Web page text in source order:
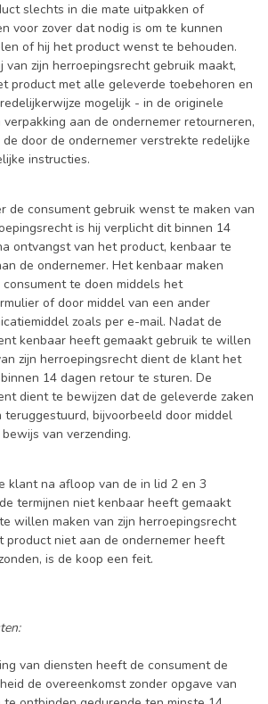
slechts in die mate uitpakken of
voor zover dat nodig is om te kunnen
of hij het product wenst te behouden.
van zijn herroepingsrecht gebruik maakt,
product met alle geleverde toebehoren en
mogelijk - in de originele
aan de ondernemer retourneren,
door de ondernemer verstrekte redelijke
instructies.
de consument gebruik wenst te maken van
is hij verplicht dit binnen 14
ontvangst van het product, kenbaar te
de ondernemer. Het kenbaar maken
te doen middels het
of door middel van een ander
zoals per e-mail. Nadat de
kenbaar heeft gemaakt gebruik te willen
zijn herroepingsrecht dient de klant het
14 dagen retour te sturen. De
dient te bewijzen dat de geleverde zaken
teruggestuurd, bijvoorbeeld door middel
van verzending.
klant na afloop van de in lid 2 en 3
termijnen niet kenbaar heeft gemaakt
willen maken van zijn herroepingsrecht
product niet aan de ondernemer heeft
is de koop een feit.
van diensten heeft de consument de
de overeenkomst zonder opgave van